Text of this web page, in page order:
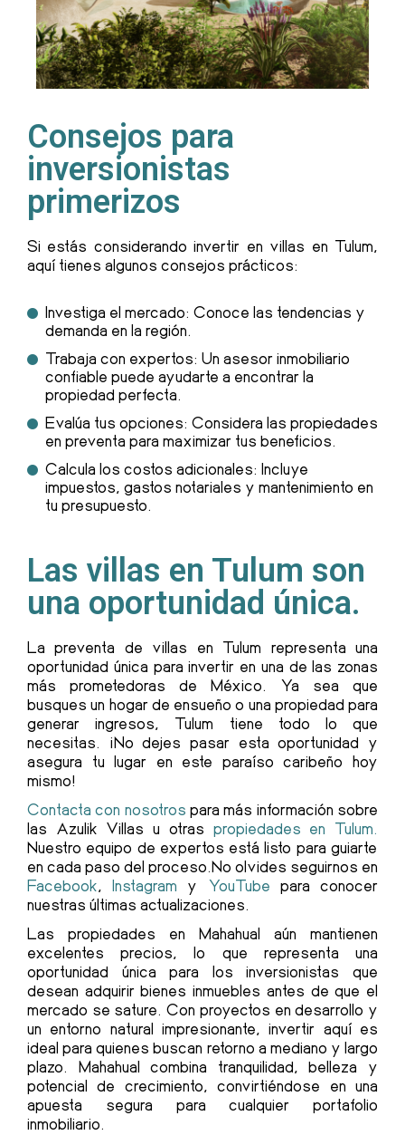
Consejos para
inversionistas
primerizos
Si estás considerando invertir en villas en Tulum,
aquí tienes algunos consejos prácticos:
Investiga el mercado: Conoce las tendencias y
demanda en la región.
Trabaja con expertos: Un asesor inmobiliario
confiable puede ayudarte a encontrar la
propiedad perfecta.
Evalúa tus opciones: Considera las propiedades
en preventa para maximizar tus beneficios.
Calcula los costos adicionales: Incluye
impuestos, gastos notariales y mantenimiento en
tu presupuesto.
Las villas en Tulum son
una oportunidad única.
La preventa de villas en Tulum representa una
oportunidad única para invertir en una de las zonas
más prometedoras de México. Ya sea que
busques un hogar de ensueño o una propiedad para
generar ingresos, Tulum tiene todo lo que
necesitas. ¡No dejes pasar esta oportunidad y
asegura tu lugar en este paraíso caribeño hoy
mismo!
Contacta con nosotros para más información sobre
las Azulik Villas u otras propiedades en Tulum.
Nuestro equipo de expertos está listo para guiarte
en cada paso del proceso.No olvides seguirnos en
Facebook,Instagram y YouTube para conocer
nuestras últimas actualizaciones.
Las propiedades en Mahahual aún mantienen
excelentes precios, lo que representa una
oportunidad única para los inversionistas que
desean adquirir bienes inmuebles antes de que el
mercado se sature. Con proyectos en desarrollo y
un entorno natural impresionante, invertir aquí es
ideal para quienes buscan retorno a mediano y largo
plazo. Mahahual combina tranquilidad, belleza y
potencial de crecimiento, convirtiéndose en una
apuesta segura para cualquier portafolio
inmobiliario.